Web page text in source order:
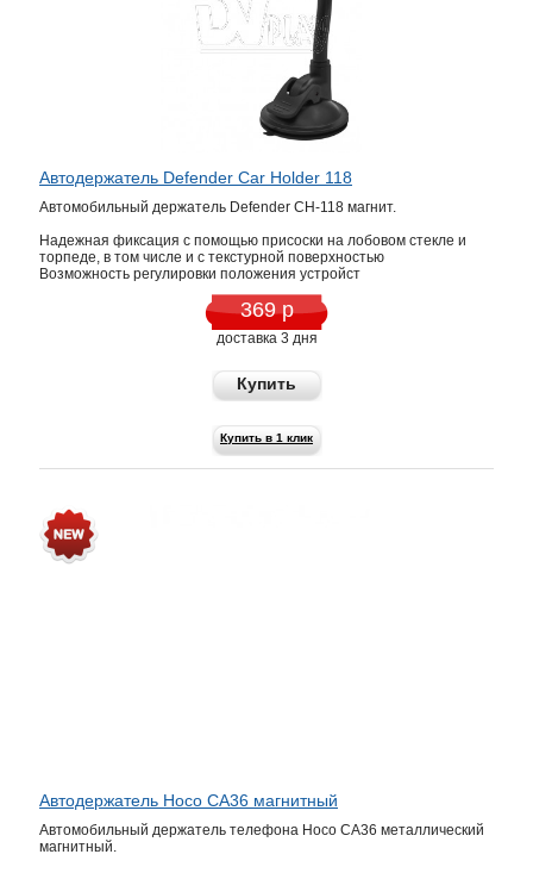
Автодержатель Defender Car Holder 118
Автомобильный держатель Defender CH-118 магнит.
Надежная фиксация с помощью присоски на лобовом стекле и
торпеде, в том числе и с текстурной поверхностью
Возможность регулировки положения устройст
369 р
доставка 3 дня
Купить
Купить в 1 клик
Автодержатель Hoco CA36 магнитный
Автомобильный держатель телефона Hoco CA36 металлический
магнитный.